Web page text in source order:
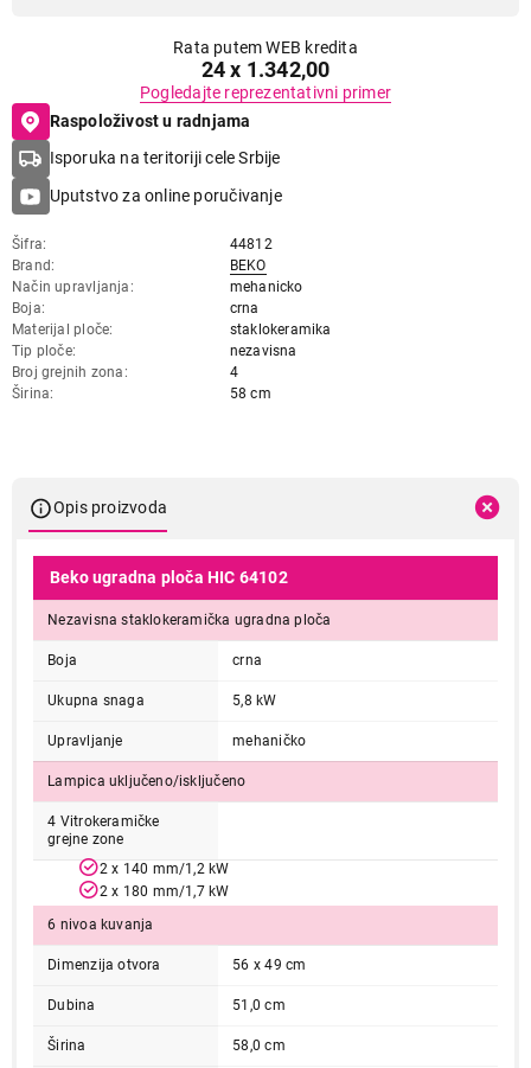
Rata putem WEB kredita
24 x 1.342,00
Pogledajte reprezentativni primer
Raspoloživost u radnjama
Isporuka na teritoriji cele Srbije
Uputstvo za online poručivanje
Šifra
44812
Brand
BEKO
Način upravljanja
mehanicko
Boja
crna
Materijal ploče
staklokeramika
Tip ploče
nezavisna
Broj grejnih zona
4
Širina
58 cm
Opis proizvoda
Beko ugradna ploča HIC 64102
Nezavisna staklokeramička ugradna ploča
Boja crna
Ukupna snaga 5,8 kW
Upravljanje mehaničko
Lampica uključeno/isključeno
4 Vitrokeramičke
grejne zone
2 x 140 mm/1,2 kW
2 x 180 mm/1,7 kW
6 nivoa kuvanja
Dimenzija otvora 56 x 49 cm
Dubina 51,0 cm
Širina 58,0 cm